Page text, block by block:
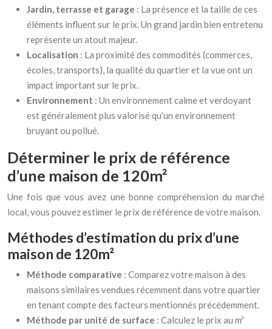
Jardin, terrasse et garage : La présence et la taille de ces
éléments influent sur le prix. Un grand jardin bien entretenu
représente un atout majeur.
Localisation : La proximité des commodités (commerces,
écoles, transports), la qualité du quartier et la vue ont un
impact important sur le prix.
Environnement : Un environnement calme et verdoyant
est généralement plus valorisé qu’un environnement
bruyant ou pollué.
Déterminer le prix de référence
d’une maison de 120m²
Une fois que vous avez une bonne compréhension du marché
local, vous pouvez estimer le prix de référence de votre maison.
Méthodes d’estimation du prix d’une
maison de 120m²
Méthode comparative : Comparez votre maison à des
maisons similaires vendues récemment dans votre quartier
en tenant compte des facteurs mentionnés précédemment.
Méthode par unité de surface : Calculez le prix au m²